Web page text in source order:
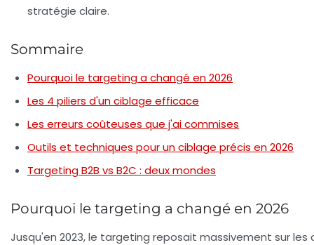
stratégie claire.
Sommaire
Pourquoi le targeting a changé en 2026
Les 4 piliers d'un ciblage efficace
Les erreurs coûteuses que j'ai commises
Outils et techniques pour un ciblage précis en 2026
Targeting B2B vs B2C : deux mondes
Pourquoi le targeting a changé en 2026
Jusqu'en 2023, le targeting reposait massivement sur les